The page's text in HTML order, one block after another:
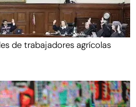
de trabajadores agrícolas